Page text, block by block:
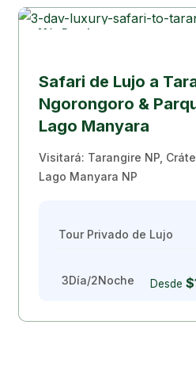
Más Popular
Safari de Lujo a
Ngorongoro &
Lago Manyara
Visitará: Tarangire NP,
Lago Manyara NP
Tour Privado de Lujo
3Día/2Noche Desde